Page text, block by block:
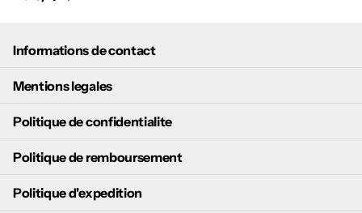
Informations de contact
Mentions legales
Politique de confidentialite
Politique de remboursement
Politique d'expedition